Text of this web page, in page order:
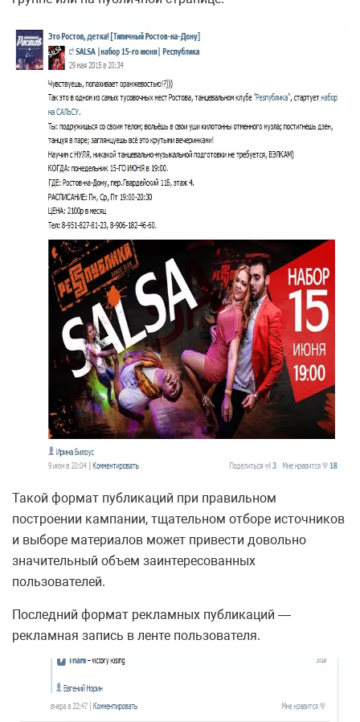
Такой формат публикаций при правильном
построении кампании, тщательном отборе источников
и выборе материалов может привести довольно
значительный объем заинтересованных
пользователей.
Последний формат рекламных публикаций —
рекламная запись в ленте пользователя.